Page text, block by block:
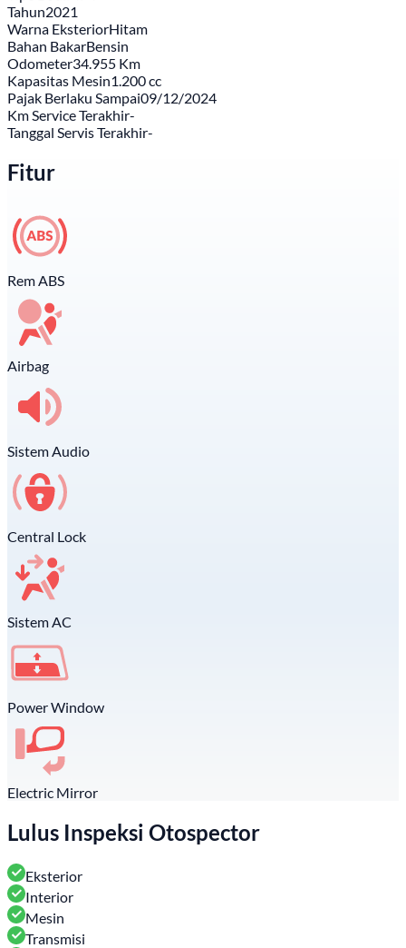
Tahun2021
Warna EksteriorHitam
Bahan BakarBensin
Odometer34.955 Km
Kapasitas Mesin1.200 cc
Pajak Berlaku Sampai09/12/2024
Km Service Terakhir-
Tanggal Servis Terakhir-
Fitur
Rem ABS
Airbag
Sistem Audio
Central Lock
Sistem AC
Power Window
Electric Mirror
Lulus Inspeksi Otospector
Eksterior
Interior
Mesin
Transmisi